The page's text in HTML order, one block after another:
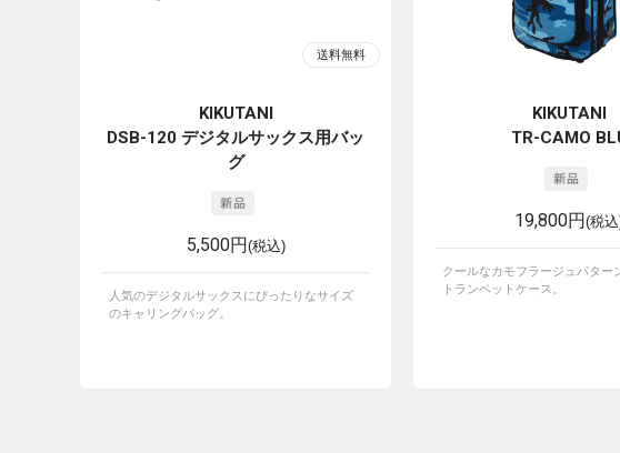
KIKUTANI
DSB-120 デジタルサックス用バッ
グ
5,500円(税込)
人気のデジタルサックスにぴったりなサイズ
のキャリングバッグ。
KIKUTANI
TR-CAMO
19,800円(税
クールなカモフラージュパター
トランペットケース。